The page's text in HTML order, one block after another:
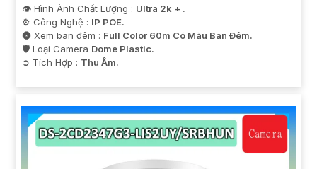
👁 Hình Ành Chất Lượng : Ultra 2k + .
⚙ Công Nghệ : IP POE.
🌚 Xem ban đêm : Full Color 60m Có Màu Ban Ðêm.
🛡 Loại Camera Dome Plastic.
️➲ Tích Hợp : Thu Âm.